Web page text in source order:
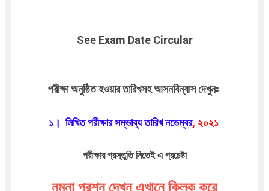
See Exam Date Circular
পরীক্ষা অনুষ্ঠিত হওয়ার তারিখসহ আসনবিন্যাস দেখুনঃ
১। লিখিতপরীক্ষার সম্ভাব্য তারিখ নভেম্বর, ২০২১
পরীক্ষার প্রস্তুতি নিতেই এ প্রচেষ্টা
নমুনা প্রশ্ন দেখুন এখানে ক্লিক করে